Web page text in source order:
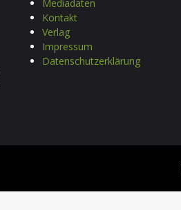
Mediadaten
Kontakt
Verlag
Impressum
Datenschutzerklärung